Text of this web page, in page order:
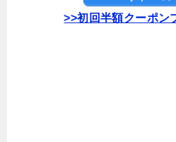
>>初回半額クーポン